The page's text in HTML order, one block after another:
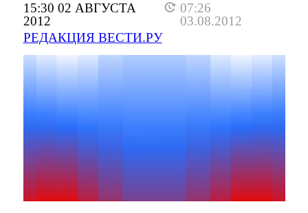
15:30 02 АВГУСТА
2012
07:26
03.08.2012
РЕДАКЦИЯ ВЕСТИ.РУ